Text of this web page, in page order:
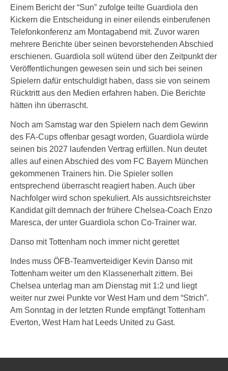
Einem Bericht der “Sun” zufolge teilte Guardiola den
Kickern die Entscheidung in einer eilends einberufenen
Telefonkonferenz am Montagabend mit. Zuvor waren
mehrere Berichte über seinen bevorstehenden Abschied
erschienen. Guardiola soll wütend über den Zeitpunkt der
Veröffentlichungen gewesen sein und sich bei seinen
Spielern dafür entschuldigt haben, dass sie von seinem
Rücktritt aus den Medien erfahren haben. Die Berichte
hätten ihn überrascht.
Noch am Samstag war den Spielern nach dem Gewinn
des FA-Cups offenbar gesagt worden, Guardiola würde
seinen bis 2027 laufenden Vertrag erfüllen. Nun deutet
alles auf einen Abschied des vom FC Bayern München
gekommenen Trainers hin. Die Spieler sollen
entsprechend überrascht reagiert haben. Auch über
Nachfolger wird schon spekuliert. Als aussichtsreichster
Kandidat gilt demnach der frühere Chelsea-Coach Enzo
Maresca, der unter Guardiola schon Co-Trainer war.
Danso mit Tottenham noch immer nicht gerettet
Indes muss ÖFB-Teamverteidiger Kevin Danso mit
Tottenham weiter um den Klassenerhalt zittern. Bei
Chelsea unterlag man am Dienstag mit 1:2 und liegt
weiter nur zwei Punkte vor West Ham und dem “Strich”.
Am Sonntag in der letzten Runde empfängt Tottenham
Everton, West Ham hat Leeds United zu Gast.